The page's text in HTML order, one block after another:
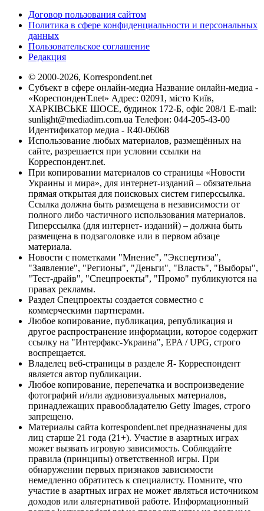
Договор пользования сайтом
Политика в сфере конфиденциальности и персональных
данных
Пользовательское соглашение
Редакция
© 2000-2026, Korrespondent.net
Субъект в сфере онлайн-медиа Название онлайн-медиа -
«КореспонденТ.net» Адрес: 02091, місто Київ,
ХАРКІВСЬКЕ ШОСЕ, будинок 172-Б, офіс 208/1 E-mail:
sunlight@mediadim.com.ua Телефон: 044-205-43-00
Идентификатор медиа - R40-06068
Использование любых материалов, размещённых на
сайте, разрешается при условии ссылки на
Корреспондент.net.
При копировании материалов со страницы «Новости
Украины и мира», для интернет-изданий – обязательна
прямая открытая для поисковых систем гиперссылка.
Ссылка должна быть размещена в независимости от
полного либо частичного использования материалов.
Гиперссылка (для интернет- изданий) – должна быть
размещена в подзаголовке или в первом абзаце
материала.
Новости с пометками "Мнение", "Экспертиза",
"Заявление", "Регионы", "Деньги", "Власть", "Выборы",
"Тест-драйв", "Спецпроекты", "Промо" публикуются на
правах рекламы.
Раздел Спецпроекты создается совместно с
коммерческими партнерами.
Любое копирование, публикация, републикация и
другое распространение информации, которое содержит
ссылку на "Интерфакс-Украина", EPA / UPG, строго
воспрещается.
Владелец веб-страницы в разделе Я- Корреспондент
является автор публикации.
Любое копирование, перепечатка и воспроизведение
фотографий и/или аудиовизуальных материалов,
принадлежащих правообладателю Getty Images, строго
запрещено.
Материалы сайта korrespondent.net предназначены для
лиц старше 21 года (21+). Участие в азартных играх
может вызвать игровую зависимость. Соблюдайте
правила (принципы) ответственной игры. При
обнаружении первых признаков зависимости
немедленно обратитесь к специалисту. Помните, что
участие в азартных играх не может являться источником
доходов или альтернативой работе. Информационный